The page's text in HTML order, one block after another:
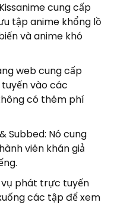
cung cấp
tập anime khổng lồ
và anime khó
web cung cấp
vào các
có thêm phí
Subbed: Nó cung
viên khán giả
vụ phát trực tuyến
các tập để xem